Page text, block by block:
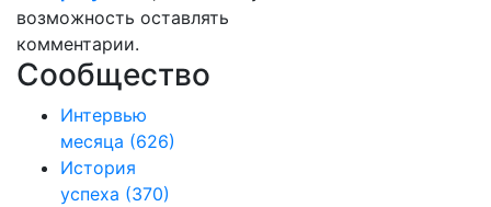
возможность оставлять
комментарии.
Сообщество
Интервью
месяца (626)
История
успеха (370)